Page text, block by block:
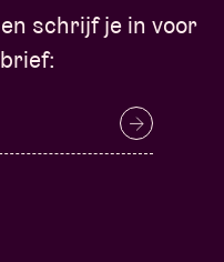
schrijf je in voor